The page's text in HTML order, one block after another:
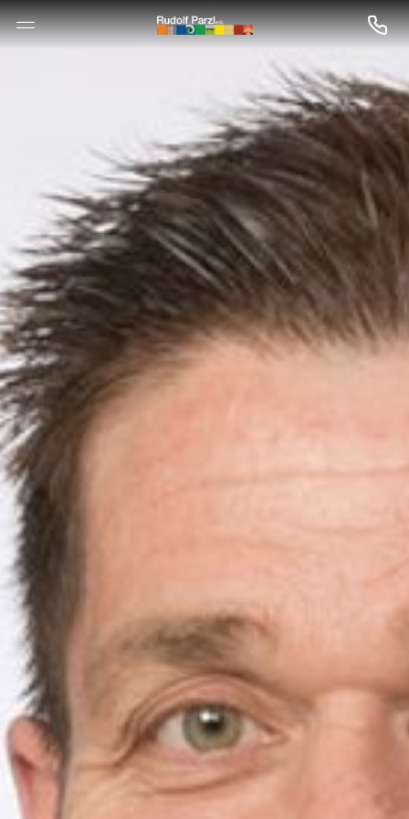
--
--
--
 